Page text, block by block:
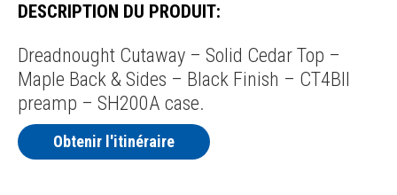
DESCRIPTION DU PRODUIT:
Dreadnought Cutaway – Solid Cedar Top –
Maple Back & Sides – Black Finish – CT4BII
preamp – SH200A case.
Obtenir l'itinéraire